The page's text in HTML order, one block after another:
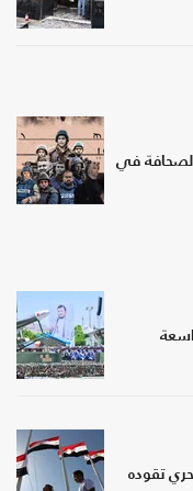
الصحافة في
تقوده